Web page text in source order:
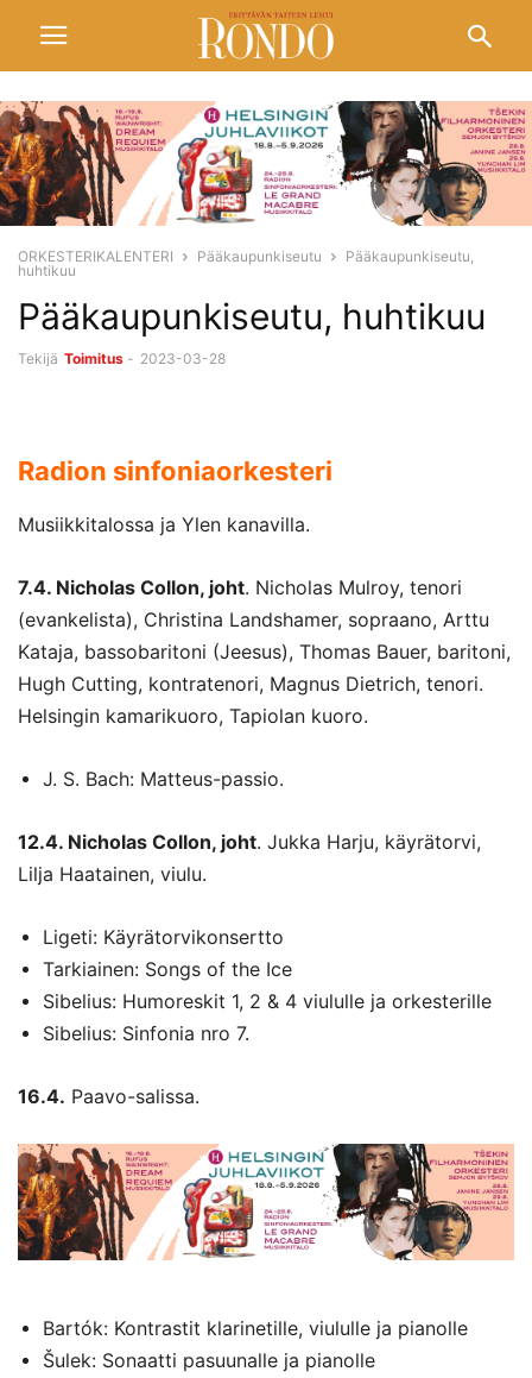
ORKESTERIKALENTERI Pääkaupunkiseutu
Pääkaupunkiseutu,
huhtikuu
Pääkaupunkiseutu, huhtikuu
Tekijä Toimitus - 2023-03-28
Radion sinfoniaorkesteri
Musiikkitalossa ja Ylen kanavilla.
7.4. Nicholas Collon, joht. Nicholas Mulroy, tenori
(evankelista), Christina Landshamer, sopraano, Arttu
Kataja, bassobaritoni (Jeesus), Thomas Bauer, baritoni,
Hugh Cutting, kontratenori, Magnus Dietrich, tenori.
Helsingin kamarikuoro, Tapiolan kuoro.
J. S. Bach: Matteus-passio.
12.4. Nicholas Collon, joht. Jukka Harju, käyrätorvi,
Lilja Haatainen, viulu.
Ligeti: Käyrätorvikonsertto
Tarkiainen: Songs of the Ice
Sibelius: Humoreskit 1, 2 & 4 viululle ja orkesterille
Sibelius: Sinfonia nro 7.
16.4. Paavo-salissa.
Bartók: Kontrastit klarinetille, viululle ja pianolle
Šulek: Sonaatti pasuunalle ja pianolle